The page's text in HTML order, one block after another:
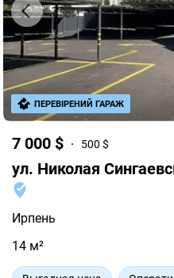
7 000 $ 500 $
ул. Николая
Ирпень
14 м²
ПЕРЕВІРЕНИЙ ГАРАЖ